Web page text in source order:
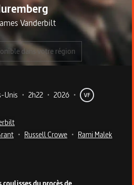
Vanderbilt
dans votre région
Unis • 2h22 • 2026 •
VF
• Russell Crowe • Rami Malek